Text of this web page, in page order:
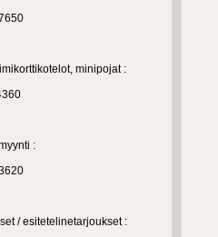
minipojat :
:
/ esitetelinetarjoukset :